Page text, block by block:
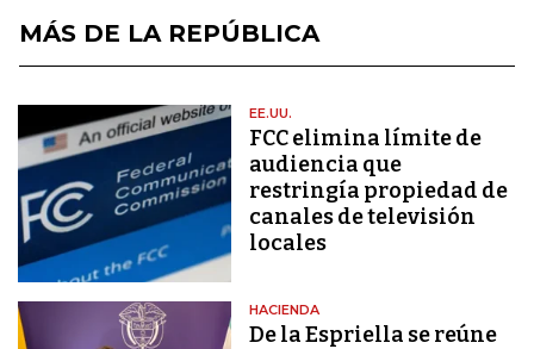
MÁS DE LA REPÚBLICA
EE.UU.
FCC elimina límite de
audiencia que
restringía propiedad de
canales de televisión
locales
HACIENDA
De la Espriella se reúne